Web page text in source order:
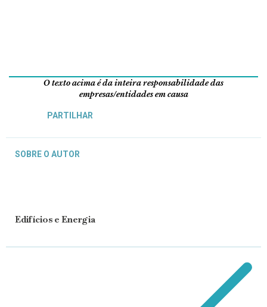
O texto acima é da inteira responsabilidade das
empresas/entidades em causa
PARTILHAR
SOBRE O AUTOR
Edifícios e Energia